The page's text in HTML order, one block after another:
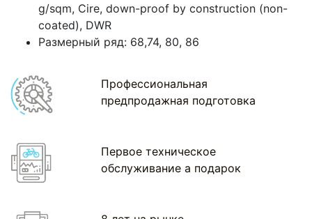
g/sqm, Cire, down-proof by construction (non-
coated), DWR
Размерный ряд: 68,74, 80, 86
Профессиональная
предпродажная подготовка
Первое техническое
обслуживание а подарок